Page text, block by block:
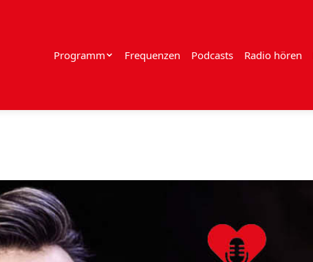
Programm Frequenzen Podcasts Radio hören